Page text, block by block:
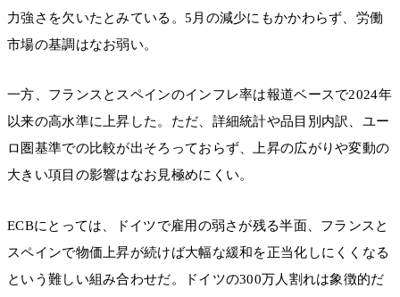
力強さを欠いたとみている。5月の減少にもかかわらず、労働
市場の基調はなお弱い。
一方、フランスとスペインのインフレ率は報道ベースで2024年
以来の高水準に上昇した。ただ、詳細統計や品目別内訳、ユー
ロ圏基準での比較が出そろっておらず、上昇の広がりや変動の
大きい項目の影響はなお見極めにくい。
ECBにとっては、ドイツで雇用の弱さが残る半面、フランスと
スペインで物価上昇が続けば大幅な緩和を正当化しにくくなる
という難しい組み合わせだ。ドイツの300万人割れは象徴的だ